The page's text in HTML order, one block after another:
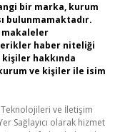
bir marka, kurum
bulunmamaktadır.
makaleler
haber niteliği
hakkında
ve kişiler ile isim
Teknolojileri ve İletişim
Sağlayıcı olarak hizmet